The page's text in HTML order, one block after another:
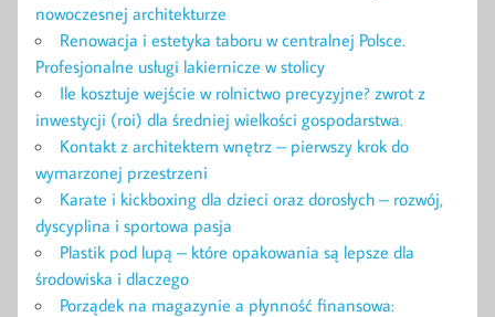
nowoczesnej architekturze
Renowacja i estetyka taboru w centralnej Polsce.
Profesjonalne usługi lakiernicze w stolicy
Ile kosztuje wejście w rolnictwo precyzyjne? zwrot z
inwestycji (roi) dla średniej wielkości gospodarstwa.
Kontakt z architektem wnętrz – pierwszy krok do
wymarzonej przestrzeni
Karate i kickboxing dla dzieci oraz dorosłych – rozwój,
dyscyplina i sportowa pasja
Plastik pod lupą – które opakowania są lepsze dla
środowiska i dlaczego
Porządek na magazynie a płynność finansowa: